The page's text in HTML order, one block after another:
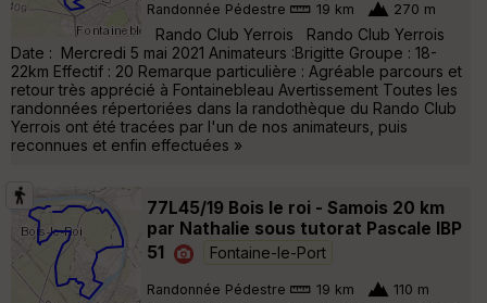
Randonnée Pédestre 19 km 270 m
Rando Club Yerrois Rando Club Yerrois
Date : Mercredi 5 mai 2021 Animateurs :Brigitte Groupe : 18-
22km Effectif : 20 Remarque particulière : Agréable parcours et
retour très apprécié à Fontainebleau Avertissement Toutes les
randonnées répertoriées dans la randothèque du Rando Club
Yerrois ont été tracées par l'un de nos animateurs, puis
reconnues et enfin effectuées »
77L45/19 Bois le roi - Samois 20 km
par Nathalie sous tutorat Pascale IBP
51
Fontaine-le-Port
Randonnée Pédestre 19 km 110 m